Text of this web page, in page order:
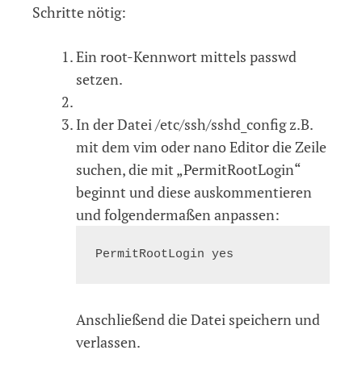
Schritte nötig:
Ein root-Kennwort mittels passwd
setzen.
In der Datei /etc/ssh/sshd_config z.B.
mit dem vim oder nano Editor die Zeile
suchen, die mit „PermitRootLogin“
beginnt und diese auskommentieren
und folgendermaßen anpassen:
Anschließend die Datei speichern und
verlassen.